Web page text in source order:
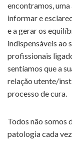
encontramos, uma
informar e
e a gerar os
indispensáveis ao
profissionais
sentíamos que a
relação utente/
processo de cura.
Todos não somos
patologia cada